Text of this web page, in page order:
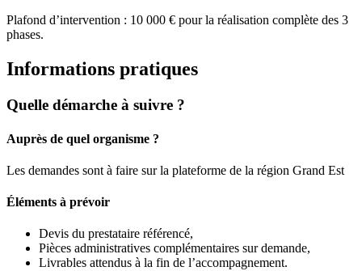
Plafond d’intervention : 10 000 € pour la réalisation complète des 3
phases.
Informations pratiques
Quelle démarche à suivre ?
Auprès de quel organisme ?
Les demandes sont à faire sur la plateforme de la région Grand Est
Éléments à prévoir
Devis du prestataire référencé,
Pièces administratives complémentaires sur demande,
Livrables attendus à la fin de l’accompagnement.